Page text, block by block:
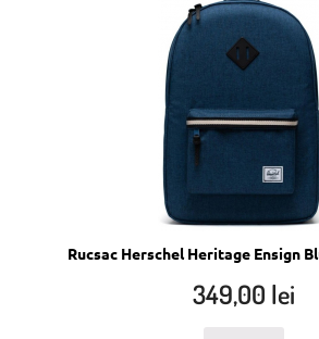
Rucsac Herschel Heritage Ensign
349,00 lei